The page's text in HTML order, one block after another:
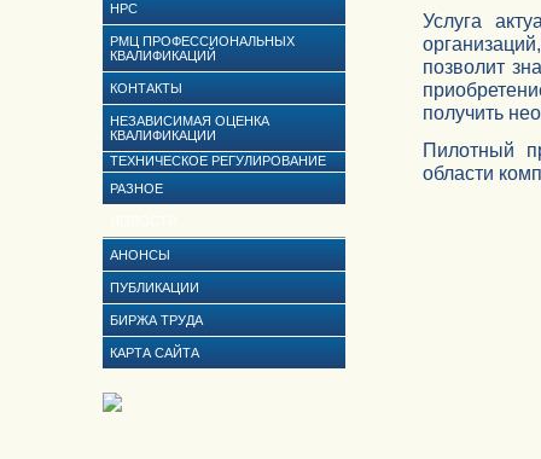
НРС
РМЦ ПРОФЕССИОНАЛЬНЫХ
КВАЛИФИКАЦИЙ
КОНТАКТЫ
НЕЗАВИСИМАЯ ОЦЕНКА
КВАЛИФИКАЦИИ
ТЕХНИЧЕСКОЕ РЕГУЛИРОВАНИЕ
РАЗНОЕ
АНОНСЫ
ПУБЛИКАЦИИ
БИРЖА ТРУДА
КАРТА САЙТА
Услуга
позволит
получить
Пилотный
области